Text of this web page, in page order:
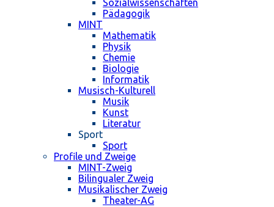
Sozialwissenschaften
Pädagogik
MINT
Mathematik
Physik
Chemie
Biologie
Informatik
Musisch-Kulturell
Musik
Kunst
Literatur
Sport
Sport
Profile und Zweige
MINT-Zweig
Bilingualer Zweig
Musikalischer Zweig
Theater-AG